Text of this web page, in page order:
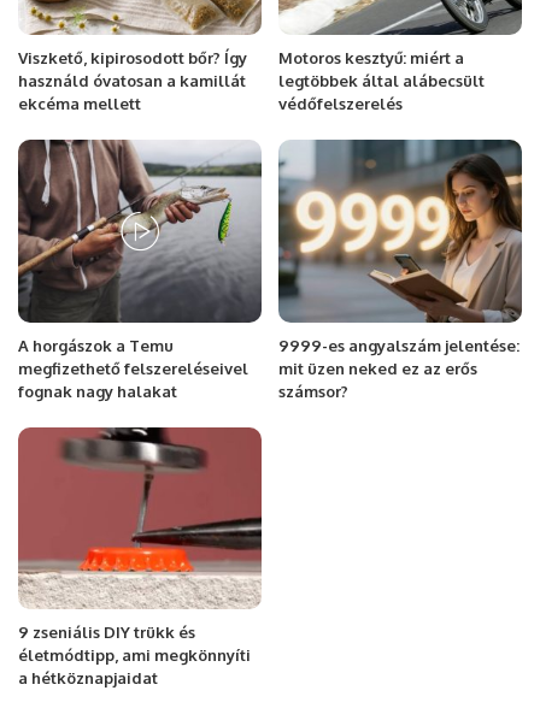
Viszkető, kipirosodott bőr? Így
használd óvatosan a kamillát
ekcéma mellett
Motoros kesztyű: miért a
legtöbbek által alábecsült
védőfelszerelés
A horgászok a Temu
megfizethető felszereléseivel
fognak nagy halakat
9999-es angyalszám jelentése:
mit üzen neked ez az erős
számsor?
9 zseniális DIY trükk és
életmódtipp, ami megkönnyíti
a hétköznapjaidat